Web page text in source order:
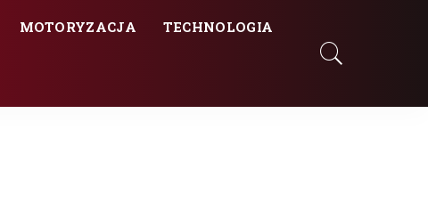
MOTORYZACJA TECHNOLOGIA